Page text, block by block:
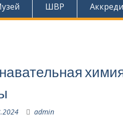
ШВР
admin